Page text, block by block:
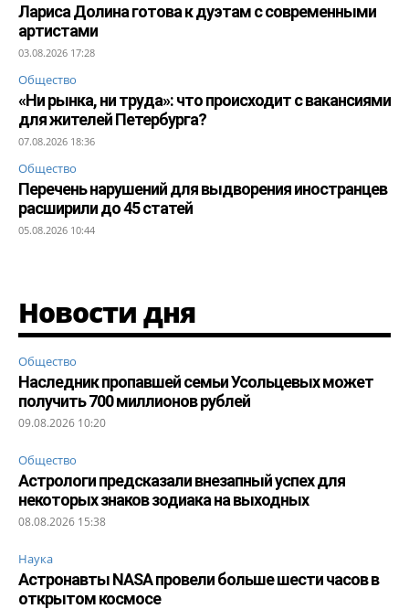
Лариса Долина готова к дуэтам с современными
артистами
03.08.2026 17:28
Общество
«Ни рынка, ни труда»: что происходит с вакансиями
для жителей Петербурга?
07.08.2026 18:36
Общество
Перечень нарушений для выдворения иностранцев
расширили до 45 статей
05.08.2026 10:44
Новости дня
Общество
Наследник пропавшей семьи Усольцевых может
получить 700 миллионов рублей
09.08.2026 10:20
Общество
Астрологи предсказали внезапный успех для
некоторых знаков зодиака на выходных
08.08.2026 15:38
Наука
Астронавты NASA провели больше шести часов в
открытом космосе